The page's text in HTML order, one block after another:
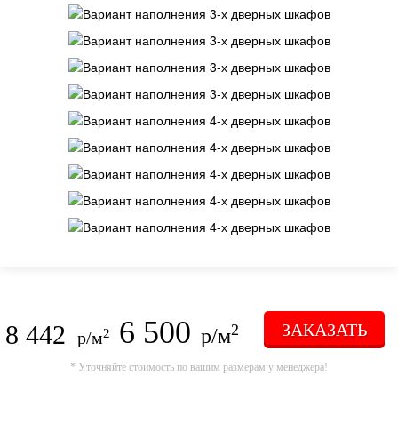
8 442 р/м2 6 500 р/м2 ЗАКАЗАТЬ
* Уточняйте стоимость по вашим размерам у менеджера!